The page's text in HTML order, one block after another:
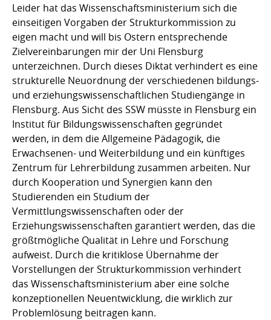
Leider hat das Wissenschaftsministerium sich die
einseitigen Vorgaben der Strukturkommission zu
eigen macht und will bis Ostern entsprechende
Zielvereinbarungen mir der Uni Flensburg
unterzeichnen. Durch dieses Diktat verhindert es eine
strukturelle Neuordnung der verschiedenen bildungs-
und erziehungswissenschaftlichen Studiengänge in
Flensburg. Aus Sicht des SSW müsste in Flensburg ein
Institut für Bildungswissenschaften gegründet
werden, in dem die Allgemeine Pädagogik, die
Erwachsenen- und Weiterbildung und ein künftiges
Zentrum für Lehrerbildung zusammen arbeiten. Nur
durch Kooperation und Synergien kann den
Studierenden ein Studium der
Vermittlungswissenschaften oder der
Erziehungswissenschaften garantiert werden, das die
größtmögliche Qualität in Lehre und Forschung
aufweist. Durch die kritiklose Übernahme der
Vorstellungen der Strukturkommission verhindert
das Wissenschaftsministerium aber eine solche
konzeptionellen Neuentwicklung, die wirklich zur
Problemlösung beitragen kann.